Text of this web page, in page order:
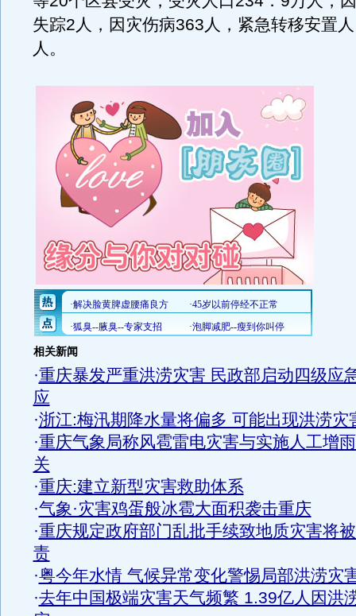
失踪2人，因灾伤病363人，紧急转移安置
人。
相关新闻
·重庆暴发严重洪涝灾害 民政部启动四级应
应
·浙江:梅汛期降水量将偏多 可能出现洪涝灾
·重庆气象局称风雹雷电灾害与实施人工增
关
·重庆:建立新型灾害救助体系
·气象·灾害鸡蛋般冰雹大面积袭击重庆
·重庆规定政府部门乱批手续致地质灾害将
责
·粤今年水情 气候异常变化警惕局部洪涝灾
·去年中国极端灾害天气频繁 1.39亿人因洪